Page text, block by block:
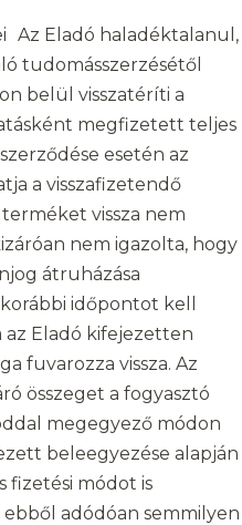
Az Eladó haladéktalanul,
tudomásszerzésétől
belül visszatéríti a
megfizetett teljes
esetén az
a visszafizetendő
vissza nem
nem igazolta, hogy
átruházása
időpontot kell
az Eladó kifejezetten
fuvarozza vissza. Az
összeget a fogyasztó
megegyező módon
beleegyezése alapján
fizetési módot is
adódóan semmilyen